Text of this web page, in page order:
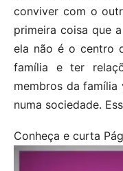
conviver com o
primeira coisa que
ela não é o centro
família e ter
membros da
numa sociedade.
Conheça e curta